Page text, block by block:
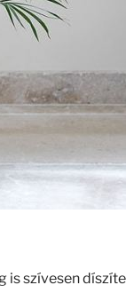
szívesen